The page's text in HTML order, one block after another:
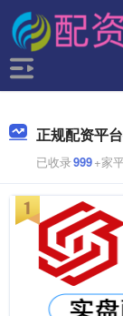
正规配资平
已收录999+家